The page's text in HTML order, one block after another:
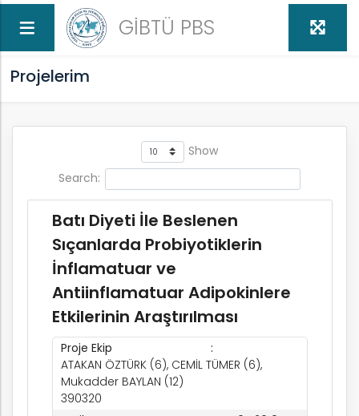
GİBTÜ PBS
Projelerim
Show
Search:
Batı Diyeti İle Beslenen
Sıçanlarda Probiyotiklerin
İnflamatuar ve
Antiinflamatuar Adipokinlere
Etkilerinin Araştırılması
Proje Ekip
ATAKAN ÖZTÜRK (6), CEMİL TÜMER (6),
Mukadder BAYLAN (12)
390320